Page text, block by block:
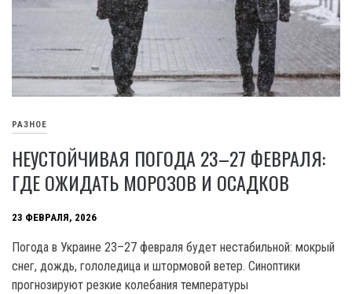
РАЗНОЕ
НЕУСТОЙЧИВАЯ ПОГОДА 23–27 ФЕВРАЛЯ:
ГДЕ ОЖИДАТЬ МОРОЗОВ И ОСАДКОВ
23 ФЕВРАЛЯ, 2026
Погода в Украине 23–27 февраля будет нестабильной: мокрый
снег, дождь, гололедица и штормовой ветер. Синоптики
прогнозируют резкие колебания температуры